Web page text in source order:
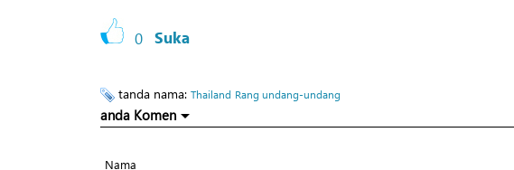
0 Suka
tanda nama: Thailand Rang undang-undang
anda Komen
Nama